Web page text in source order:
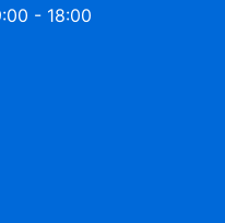
- 18:00